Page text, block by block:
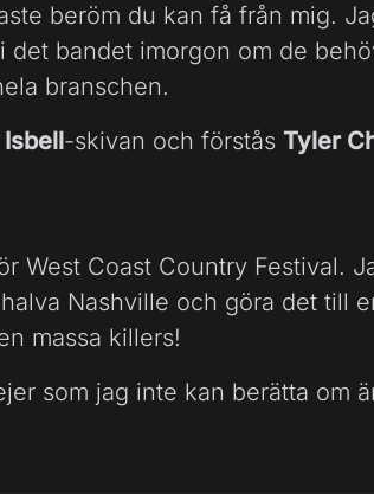
beröm du kan få från mig.
bandet imorgon om de
branschen.
-skivan och förstås Tyler
West Coast Country Festival.
Nashville och göra det till
massa killers!
som jag inte kan berätta om